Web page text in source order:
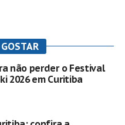
não perder o Festival
2026 em Curitiba